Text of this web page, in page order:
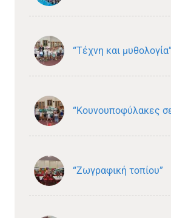
“Τέχνη και μυθολογία”
“Κουνουποφύλακες
“Ζωγραφική τοπίου”